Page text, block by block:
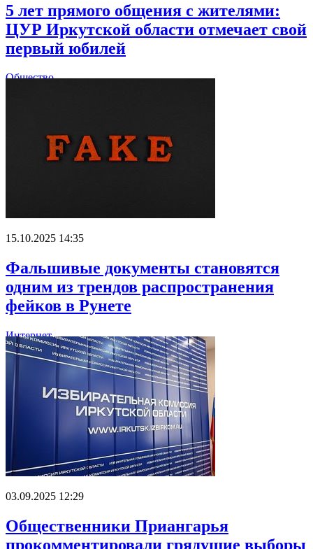
5 лет прямого общения с жителями:
ЦУР Иркутской области отмечает свой
первый юбилей
Общество
15.10.2025 14:35
Фальшивые документы становятся
одним из трендов распространения
фейков в Рунете
Интернет
03.09.2025 12:29
Общественники Приангарья
прокомментировали грядущие выборы